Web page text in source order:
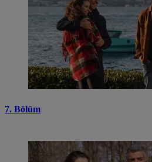
7. Bölüm